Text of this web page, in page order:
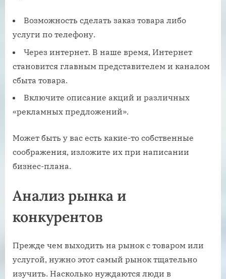
Возможность сделать заказ товара либо
услуги по телефону.
Через интернет. В наше время, Интернет
становится главным представителем и каналом
сбыта товара.
Включите описание акций и различных
«рекламных предложений».
Может быть у вас есть какие-то собственные
соображения, изложите их при написании
бизнес-плана.
Анализ рынка и
конкурентов
Прежде чем выходить на рынок с товаром или
услугой, нужно этот самый рынок тщательно
изучить. Насколько нуждаются люди в